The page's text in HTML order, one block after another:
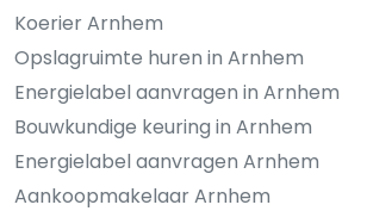
Koerier Arnhem
Opslagruimte huren in Arnhem
Energielabel aanvragen in Arnhem
Bouwkundige keuring in Arnhem
Energielabel aanvragen Arnhem
Aankoopmakelaar Arnhem